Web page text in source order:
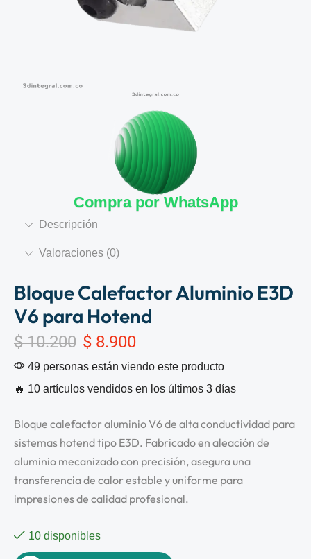
Compra por WhatsApp
Descripción
Valoraciones (0)
Bloque Calefactor Aluminio E3D
V6 para Hotend
$10.200 $ 8.900
49 personas están viendo este producto
🔥 10 artículos vendidos en los últimos 3 días
Bloque calefactor aluminio V6 de alta conductividad para
sistemas hotend tipo E3D. Fabricado en aleación de
aluminio mecanizado con precisión, asegura una
transferencia de calor estable y uniforme para
impresiones de calidad profesional.
10 disponibles